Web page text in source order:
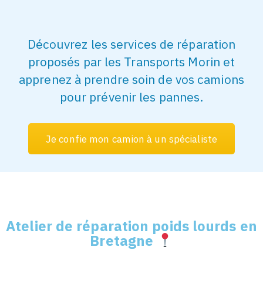
Découvrez les services de réparation
proposés par les Transports Morin et
apprenez à prendre soin de vos camions
pour prévenir les pannes.
Jeconfie mon camion à un spécialiste
Atelier de réparation poids lourds en
Bretagne